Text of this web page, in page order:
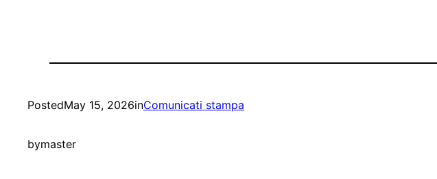
PostedMay 15, 2026inComunicati stampa
bymaster